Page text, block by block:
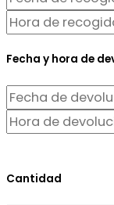
Fecha y hora de
Cantidad